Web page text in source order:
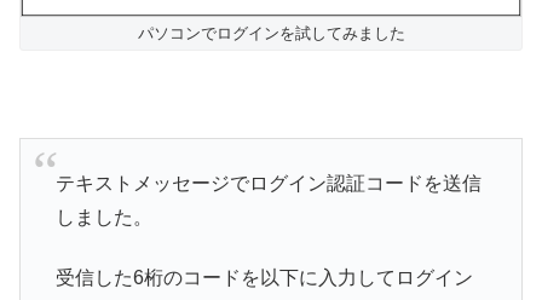
パソコンでログインを試してみました
テキストメッセージでログイン認証コードを送信
しました。
受信した6桁のコードを以下に入力してログイン